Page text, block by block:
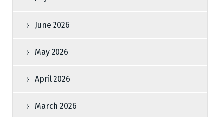
June 2026
May 2026
April 2026
March 2026